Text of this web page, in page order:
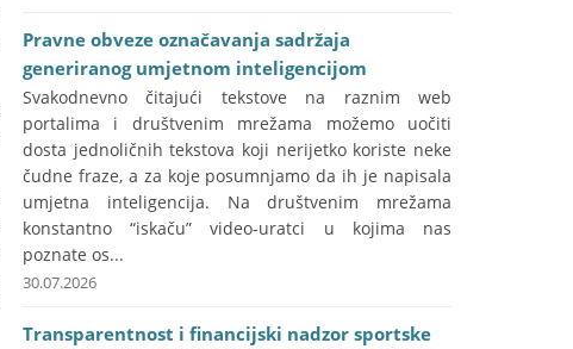
Pravne obveze označavanja sadržaja
generiranog umjetnom inteligencijom
Svakodnevno čitajući tekstove na raznim web
portalima i društvenim mrežama možemo uočiti
dosta jednoličnih tekstova koji nerijetko koriste neke
čudne fraze, a za koje posumnjamo da ih je napisala
umjetna inteligencija. Na društvenim mrežama
konstantno “iskaču” video-uratci u kojima nas
poznate os...
30.07.2026
Transparentnost i financijski nadzor sportske